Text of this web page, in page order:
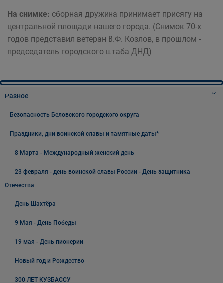
На снимке: сборная дружина принимает присягу на
центральной площади нашего города. (Снимок 70-х
годов представил ветеран В.Ф. Козлов, в прошлом -
председатель городского штаба ДНД)
Разное
Безопасность Беловского городского округа
Праздники, дни воинской славы и памятные даты*
8 Марта - Международный женский день
23 февраля - день воинской славы России - День защитника
Отечества
День Шахтёра
9 Мая - День Победы
19 мая - День пионерии
Новый год и Рождество
300 ЛЕТ КУЗБАССУ